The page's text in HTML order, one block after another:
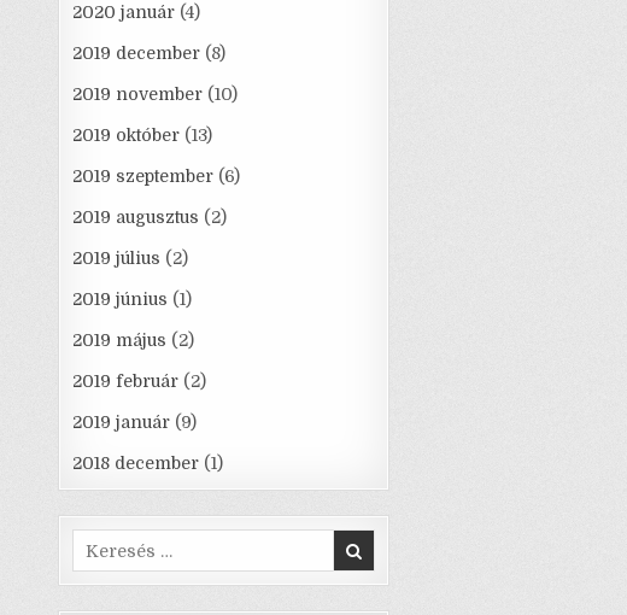
2020 január (4)
2019 december (8)
2019 november (10)
2019 október (13)
2019 szeptember (6)
2019 augusztus (2)
2019 július (2)
2019 június (1)
2019 május (2)
2019 február (2)
2019 január (9)
2018 december (1)
Search
for: